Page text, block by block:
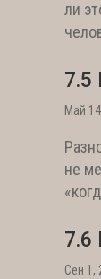
ли
7.5
Май
не
7.6
Сен 1,